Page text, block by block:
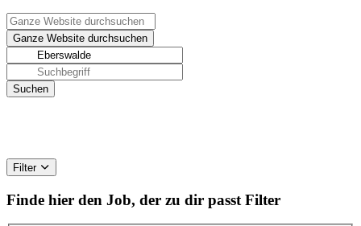
Filter
Finde hier den Job, der zu dir passt Filter